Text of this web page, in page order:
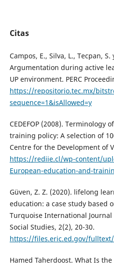
Citas
Campos, E., Silva, L., Tecpan, S.
Argumentation during active
UP environment. PERC
https://repositorio.tec.mx/
sequence=1&isAllowed=y
CEDEFOP (2008). Terminology
training policy: A selection of
Centre for the Development of
https://rediie.cl/wp-content/
European-education-and-
Güven, Z. Z. (2020). lifelong
education: a case study based
Turquoise International
Social Studies, 2(2), 20-30.
https://files.eric.ed.gov/fulltext/
Hamed Taherdoost. What Is